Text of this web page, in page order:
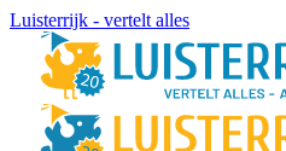
Luisterrijk - vertelt alles